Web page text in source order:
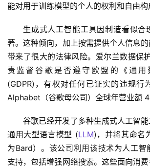
能对用于训练模型的个人的权利和自由构
生成式人工智能工具因制造看似合
著。这种倾向，加上按需提供个人信息
带来了很大的法律风险。爱尔兰数据保
责监督谷歌是否遵守欧盟的《通用
(GDPR)，有权对任何已证实的违规行
Alphabet（谷歌母公司）全球年营业额
谷歌已经开发了多种生成式人工智
通用大型语言模型 (LLM)，并将其命名
为Bard）。该公司利用该技术为人工智
支持，包括增强网络搜索。这些面向消